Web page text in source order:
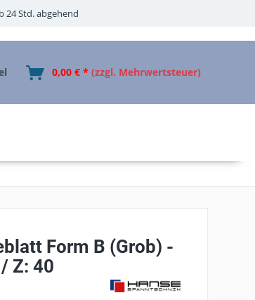
24 Std. abgehend
0,00 € * (zzgl. Mehrwertsteuer)
Form B (Grob) -
Z: 40